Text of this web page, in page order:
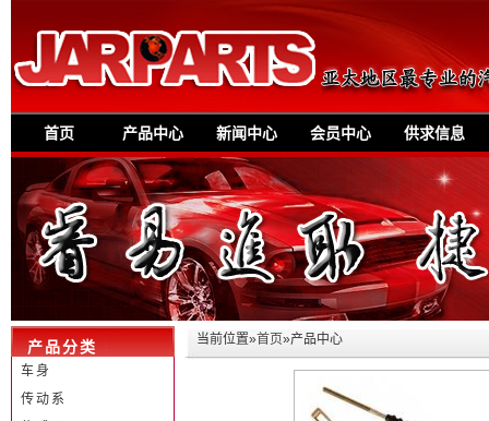
首页 产品中心 新闻中心 会员中心 供求信息
当前位置»首页»产品中心
产品分类
车身
传动系